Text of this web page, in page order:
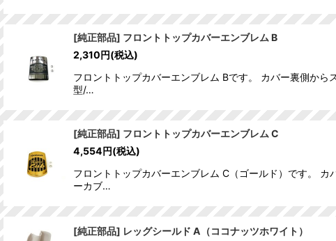
[純正部品] フロントトップカバーエンブレム B
2,310円(税込)
フロントトップカバーエンブレム Bです。 カバー裏側か
型/…
[純正部品] フロントトップカバーエンブレム C
4,554円(税込)
フロントトップカバーエンブレム C（ゴールド）です。
ーカブ…
[純正部品] レッグシールド A（ココナッツホワイト）